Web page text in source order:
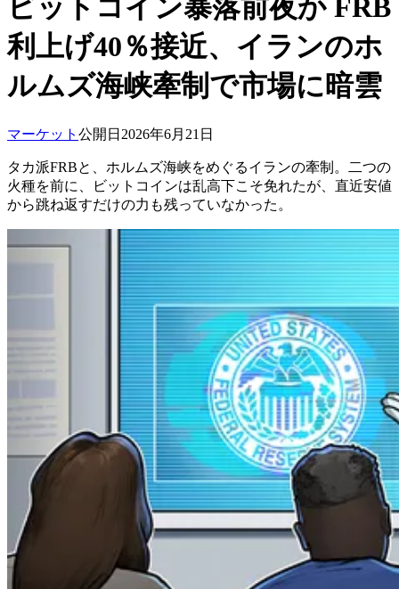
ビットコイン暴落前夜か FRB
利上げ40％接近、イランのホ
ルムズ海峡牽制で市場に暗雲
マーケット 公開日 2026年6月21日
タカ派FRBと、ホルムズ海峡をめぐるイランの牽制。二つの
火種を前に、ビットコインは乱高下こそ免れたが、直近安値
から跳ね返すだけの力も残っていなかった。